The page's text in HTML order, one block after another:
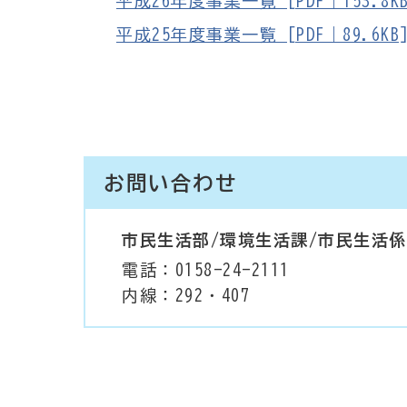
平成25年度事業一覧 [PDF｜
お問い合わせ
市民生活部/環境生活課/市民生活係
電話：0158-24-2111
内線：292・407